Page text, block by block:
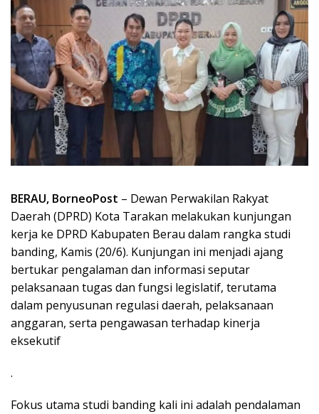
BERAU, BorneoPost – Dewan Perwakilan Rakyat
Daerah (DPRD) Kota Tarakan melakukan kunjungan
kerja ke DPRD Kabupaten Berau dalam rangka studi
banding, Kamis (20/6). Kunjungan ini menjadi ajang
bertukar pengalaman dan informasi seputar
pelaksanaan tugas dan fungsi legislatif, terutama
dalam penyusunan regulasi daerah, pelaksanaan
anggaran, serta pengawasan terhadap kinerja
eksekutif
.
Fokus utama studi banding kali ini adalah pendalaman